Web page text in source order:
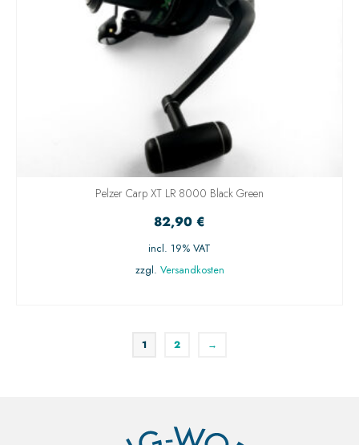
Pelzer Carp XT LR 8000 Black Green
82,90 €
incl. 19% VAT
zzgl. Versandkosten
1 2 →